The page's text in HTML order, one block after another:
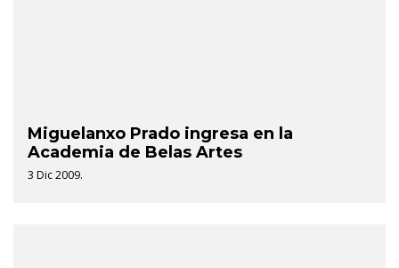
Miguelanxo Prado ingresa en la
Academia de Belas Artes
3 Dic 2009.